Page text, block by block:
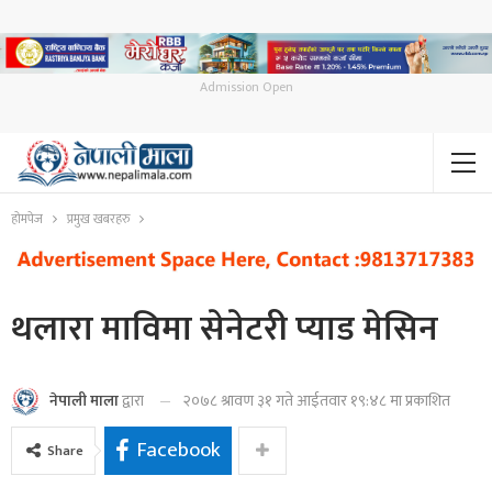
Admission Open
होमपेज प्रमुख खबरहरु
थलारा माविमा सेनेटरी प्याड मेसिन
नेपाली मालाद्वारा २०७८ श्रावण ३१ गते आईतवार १९:४८ मा प्रकाशित
Share Facebook